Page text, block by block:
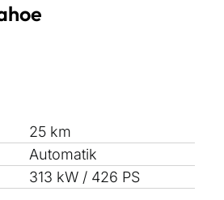
25 km
Automatik
313 kW / 426 PS